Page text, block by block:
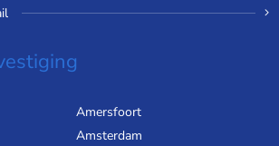
Amersfoort
Amsterdam